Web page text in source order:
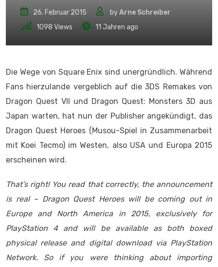
26. Februar 2015 byArne Schreiber
1098 Views 11 Jahren ago
Die Wege von Square Enix sind unergründlich. Während
Fans hierzulande vergeblich auf die 3DS Remakes von
Dragon Quest VII und Dragon Quest: Monsters 3D aus
Japan warten, hat nun der Publisher angekündigt, das
Dragon Quest Heroes (Musou-Spiel in Zusammenarbeit
mit Koei Tecmo) im Westen, also USA und Europa 2015
erscheinen wird.
That’s right! You read that correctly, the announcement
is real – Dragon Quest Heroes will be coming out in
Europe and North America in 2015, exclusively for
PlayStation 4 and will be available as both boxed
physical release and digital download via PlayStation
Network. So if you were thinking about importing